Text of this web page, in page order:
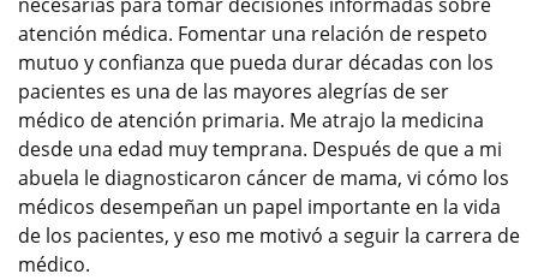
atención médica. Fomentar una relación de respeto
mutuo y confianza que pueda durar décadas con los
pacientes es una de las mayores alegrías de ser
médico de atención primaria. Me atrajo la medicina
desde una edad muy temprana. Después de que a mi
abuela le diagnosticaron cáncer de mama, vi cómo los
médicos desempeñan un papel importante en la vida
de los pacientes, y eso me motivó a seguir la carrera de
médico.